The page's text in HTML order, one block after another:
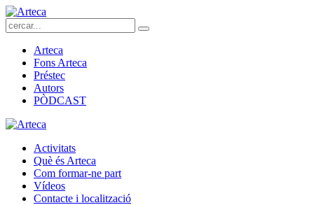
Arteca
Fons Arteca
Préstec
Autors
PÒDCAST
Activitats
Què és Arteca
Com formar-ne part
Vídeos
Contacte i localització